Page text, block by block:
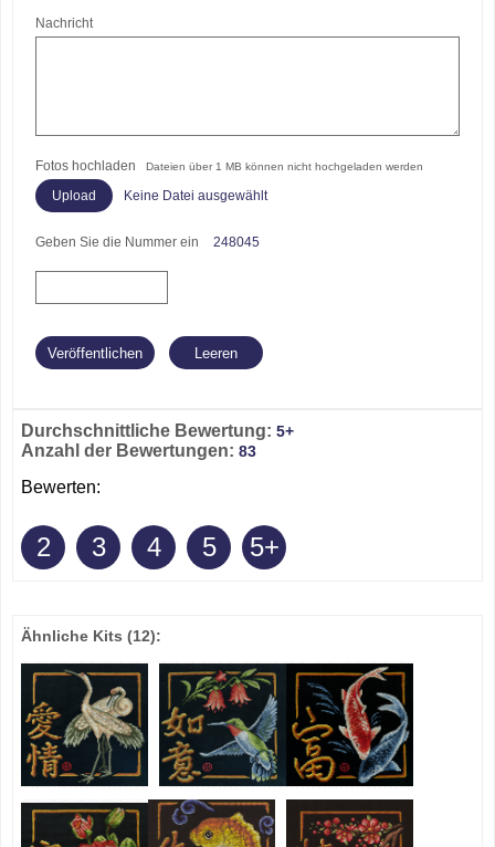
Nachricht
Fotos hochladen Dateien über 1 MB können nicht hochgeladen werden
Keine Datei ausgewählt
Geben Sie die Nummer ein 248045
Durchschnittliche Bewertung: 5+
Anzahl der Bewertungen: 83
Bewerten:
2 3 4 5 5+
Ähnliche Kits (12):